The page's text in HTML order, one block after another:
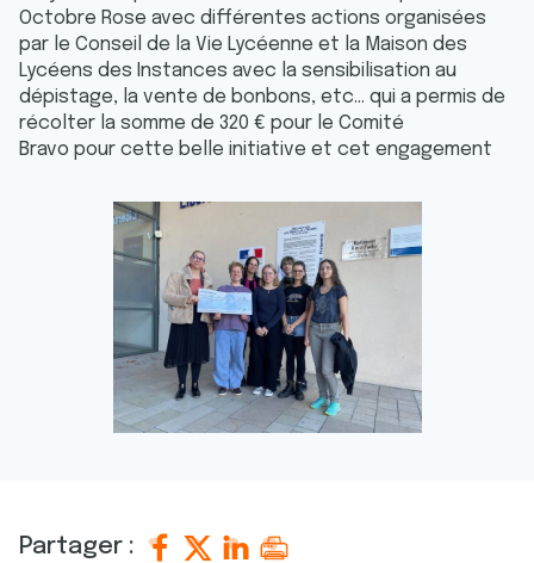
Octobre Rose avec différentes actions organisées
par le Conseil de la Vie Lycéenne et la Maison des
Lycéens des Instances avec la sensibilisation au
dépistage, la vente de bonbons, etc... qui a permis de
récolter la somme de 320 € pour le Comité
Bravo pour cette belle initiative et cet engagement
Partager :